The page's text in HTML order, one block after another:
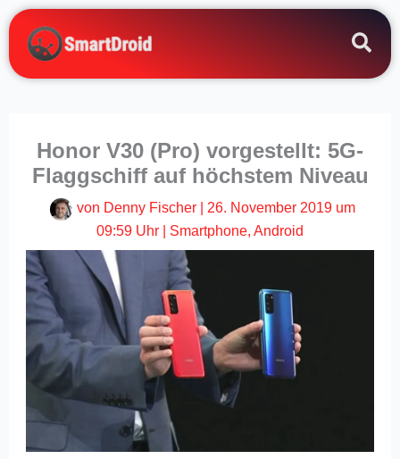
Zum
Inhalt
springen
Honor V30 (Pro) vorgestellt: 5G-
Flaggschiff auf höchstem Niveau
von Denny Fischer
26. November 2019 um
09:59 Uhr
Smartphone, Android